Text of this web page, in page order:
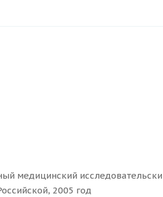
медицинский
2005 год